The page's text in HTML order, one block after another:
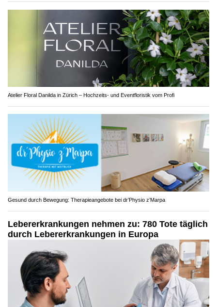
Atelier Floral Danilda in Zürich – Hochzeits- und Eventfloristik vom Profi
Gesund durch Bewegung: Therapieangebote bei dr’Physio z’Marpa
Lebererkrankungen nehmen zu: 780 Tote täglich
durch Lebererkrankungen in Europa